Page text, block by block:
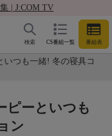
| J:COM TV
CS番組一覧 番組表
検索
いつも一緒! 冬の寝具コ
ピーといつも
ン